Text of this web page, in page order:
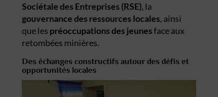
Sociétale des Entreprises (RSE), la
gouvernance des ressources locales, ainsi
que les préoccupations des jeunesface aux
retombées minières.
Des échanges constructifs autour des défis et
opportunités locales